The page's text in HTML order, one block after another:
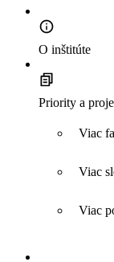
O inštitúte
Priority a
Viac
Viac
Viac